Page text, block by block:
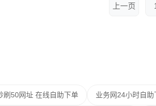
上一页
刷50网址 在线自助下单 业务网24小时自